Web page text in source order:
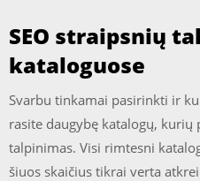
SEO straipsnių
kataloguose
Svarbu tinkamai pasirinkti ir
rasite daugybę katalogų, kurių
talpinimas. Visi rimtesni
šiuos skaičius tikrai verta